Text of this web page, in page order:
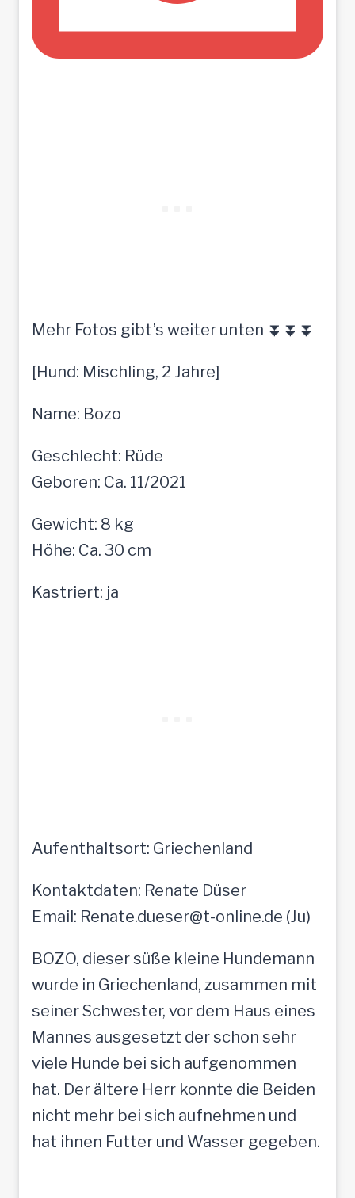
Mehr Fotos gibt’s weiter unten ⏬⏬⏬
[Hund: Mischling, 2 Jahre]
Name: Bozo
Geschlecht: Rüde
Geboren: Ca. 11/2021
Gewicht: 8 kg
Höhe: Ca. 30 cm
Kastriert: ja
Aufenthaltsort: Griechenland
Kontaktdaten: Renate Düser
Email: Renate.dueser@t-online.de (Ju)
BOZO, dieser süße kleine Hundemann
wurde in Griechenland, zusammen mit
seiner Schwester, vor dem Haus eines
Mannes ausgesetzt der schon sehr
viele Hunde bei sich aufgenommen
hat. Der ältere Herr konnte die Beiden
nicht mehr bei sich aufnehmen und
hat ihnen Futter und Wasser gegeben.